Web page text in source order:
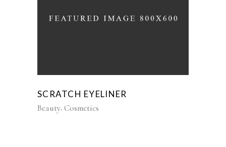
SCRATCH EYELINER
Beauty Cosmetics